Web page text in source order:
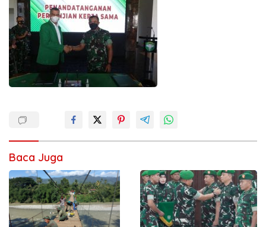
Baca Juga